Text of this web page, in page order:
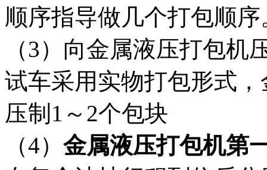
顺序指导做几个打包顺序
（3）向金属液压打包机
试车采用实物打包形式
压制1～2个包块
（4） 金属液压打包机第